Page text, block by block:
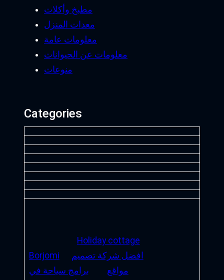
مطبخ وأكلات
معدات المنزل
معلومات عامة
معلومات عن الحيوانات
منوعات
Categories
Holiday cottage
Borjomi
افضل شركة تصميم
مواقع
برامج سياحة في